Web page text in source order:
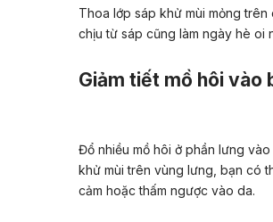
Thoa lớp sáp khử mùi mỏng
chịu từ sáp cũng làm ngày hè oi
Giảm tiết mồ hôi vào
Đổ nhiều mồ hôi ở phần lưng
khử mùi trên vùng lưng, bạn có
cảm hoặc thấm ngược vào da.